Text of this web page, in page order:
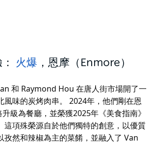
火爆 ，恩摩（Enmore）
和 Raymond Hou 在唐人街市場開了一
風味的炭烤肉串。 2024年，他們剛在恩
級為餐廳，並榮獲2025年《美食指南》
這項殊榮源自於他們獨特的創意，以優質
孜然和辣椒為主的菜餚，並融入了 Van